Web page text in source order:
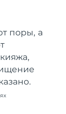
поры, а
доставки
09.08.2026
доставки
13.08.2026